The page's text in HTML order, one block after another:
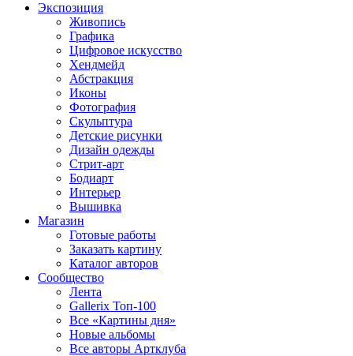
Экспозиция
Живопись
Графика
Цифровое искусство
Хендмейд
Абстракция
Иконы
Фотография
Скульптура
Детские рисунки
Дизайн одежды
Стрит-арт
Бодиарт
Интерьер
Вышивка
Магазин
Готовые работы
Заказать картину
Каталог авторов
Сообщество
Лента
Gallerix Топ-100
Все «Картины дня»
Новые альбомы
Все авторы Артклуба